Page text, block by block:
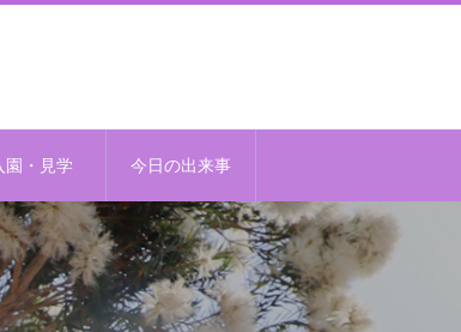
園・見学 今日の出来事